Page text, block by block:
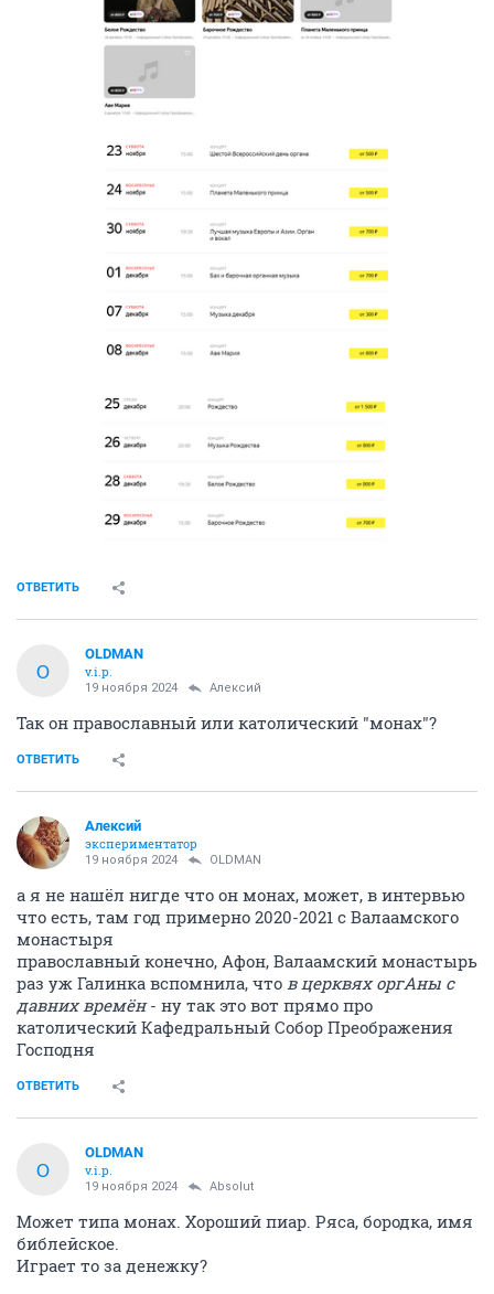
ОТВЕТИТЬ
O
OLDMAN
v.i.p.
19 ноября 2024 Алексий
Так он православный или католический "монах"?
ОТВЕТИТЬ
Алексий
экспериментатор
19 ноября 2024 OLDMAN
а я не нашёл нигде что он монах, может, в интервью
что есть, там год примерно 2020-2021 с Валаамского
монастыря
православный конечно, Афон, Валаамский монастырь
раз уж Галинка вспомнила, что в церквях оргАны с
давних времён- ну так это вот прямо про
католический Кафедральный Собор Преображения
Господня
ОТВЕТИТЬ
O
OLDMAN
v.i.p.
19 ноября 2024 Absolut
Может типа монах. Хороший пиар. Ряса, бородка, имя
библейское.
Играет то за денежку?